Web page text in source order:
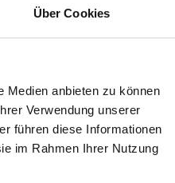
Über Cookies
Medien anbieten zu können
Verwendung unserer
führen diese Informationen
im Rahmen Ihrer Nutzung
d)
Innere Medizin
der Behandlung von